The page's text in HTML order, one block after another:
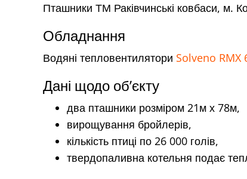
Пташники ТМ Раківчинські ковбаси, м.
Обладнання
Водяні тепловентилятори Solveno RMX
Дані щодо об’єкту
два пташники розміром 21м х 78м,
вирощування бройлерів,
кількість птиці по 26 000 голів,
твердопаливна котельня подає